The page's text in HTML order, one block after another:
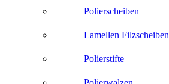
Polierscheiben
Lamellen Filzscheiben
Polierstifte